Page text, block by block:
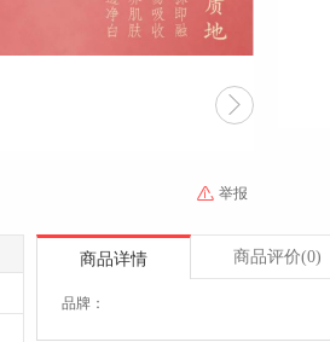

 举报
商品详情 商品评价(0)
品牌：